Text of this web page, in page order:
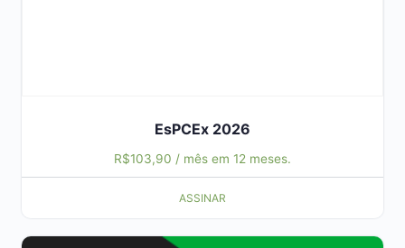
EsPCEx 2026
R$103,90 / mês em 12 meses.
ASSINAR